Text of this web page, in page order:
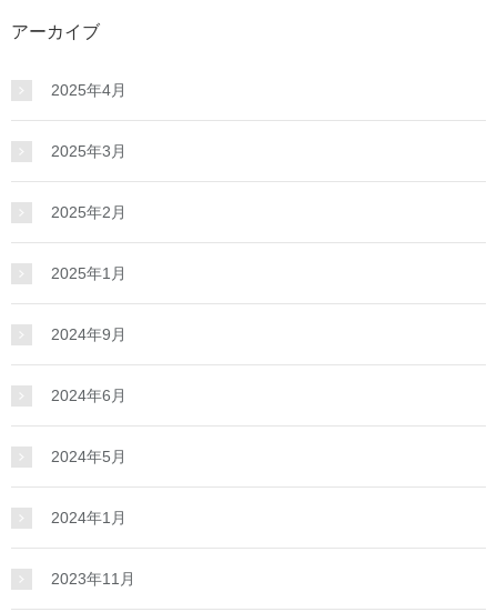
アーカイブ
2025年4月
2025年3月
2025年2月
2025年1月
2024年9月
2024年6月
2024年5月
2024年1月
2023年11月